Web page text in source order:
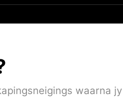
waarna